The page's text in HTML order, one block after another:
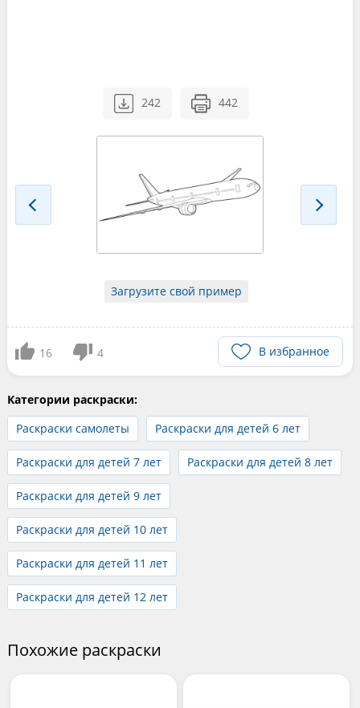
242 442
Загрузите свой пример
16 4 В избранное
Категории раскраски:
Раскраски самолеты
Раскраски для детей 6 лет
Раскраски для детей 7 лет Раскраски для детей 8 лет
Раскраски для детей 9 лет
Раскраски для детей 10 лет
Раскраски для детей 11 лет
Раскраски для детей 12 лет
Похожие раскраски